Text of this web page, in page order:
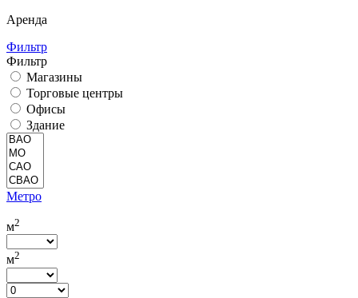
Аренда
Фильтр
Фильтр
Магазины
Торговые центры
Офисы
Здание
Метро
м2
м2